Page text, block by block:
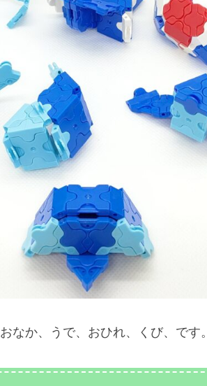
なか、うで、おひれ、くび、です。